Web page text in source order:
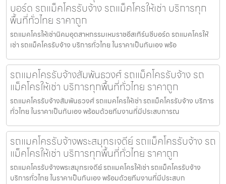
บอร์ด รถแม็คโครรับจ้าง รถแม็คโครให้เช่า บริการทุก
พื้นที่ทั่วไทย ราคาถูก
รถแมคโครให้เช่านิคมอุตสาหกรรมเหมราชอีสเทิร์นซีบอร์ด รถแมคโครให้
เช่า รถแม็คโครรับจ้าง บริการทั่วไทย ในราคาเป็นกันเอง พร้อ
รถแมคโครรับจ้างสัมพันธวงศ์ รถแม็คโครรับจ้าง รถ
แม็คโครให้เช่า บริการทุกพื้นที่ทั่วไทย ราคาถูก
รถแมคโครรับจ้างสัมพันธวงศ์ รถแมคโครให้เช่า รถแม็คโครรับจ้าง บริการ
ทั่วไทย ในราคาเป็นกันเอง พร้อมด้วยทีมงานที่มีประสบการณ
รถแมคโครรับจ้างพระสมุทรเจดีย์ รถแม็คโครรับจ้าง รถ
แม็คโครให้เช่า บริการทุกพื้นที่ทั่วไทย ราคาถูก
รถแมคโครรับจ้างพระสมุทรเจดีย์ รถแมคโครให้เช่า รถแม็คโครรับจ้าง
บริการทั่วไทย ในราคาเป็นกันเอง พร้อมด้วยทีมงานที่มีประสบก